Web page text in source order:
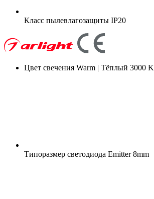
Класс пылевлагозащиты IP20
Цвет свечения Warm | Тёплый 3000 K
Типоразмер светодиода Emitter 8mm